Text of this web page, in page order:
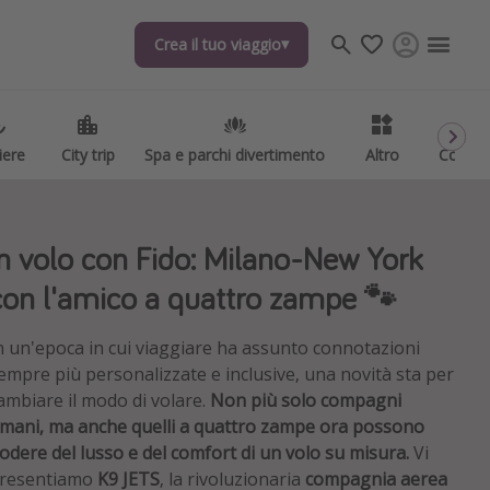
Crea il tuo viaggio
City trip Spa e parchi divertimento Altro Codici
Crea il tuo viaggio
City trip Spa e parchi divertimento Altro Codici
volo con Fido: Milano-New York
l'amico a quattro zampe 🐾
un'epoca in cui viaggiare ha assunto connotazioni
più personalizzate e inclusive, una novità sta per
il modo di volare. Non più solo compagni
ma anche quelli a quattro zampe ora possono
del lusso e del comfort di un volo su misura.Vi
K9 JETS, la rivoluzionaria compagnia aerea